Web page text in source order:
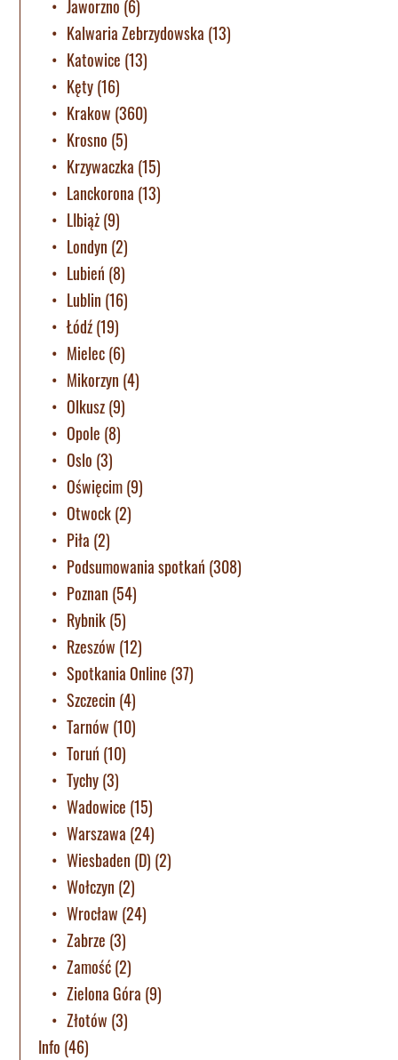
Jaworzno (6)
Kalwaria Zebrzydowska (13)
Katowice (13)
Kęty(16)
Krakow (360)
Krosno (5)
Krzywaczka (15)
Lanckorona (13)
LIbiąż(9)
Londyn (2)
Lubień (8)
Lublin (16)
Łódź(19)
Mielec(6)
Mikorzyn (4)
Olkusz(9)
Opole (8)
Oslo (3)
Oświęcim(9)
Otwock(2)
Piła (2)
Podsumowania spotkań (308)
Poznan (54)
Rybnik(5)
Rzeszów (12)
Spotkania Online (37)
Szczecin (4)
Tarnów (10)
Toruń (10)
Tychy(3)
Wadowice (15)
Warszawa (24)
Wiesbaden (D) (2)
Wołczyn (2)
Wrocław (24)
Zabrze (3)
Zamość(2)
Zielona Góra (9)
Złotów (3)
Info (46)